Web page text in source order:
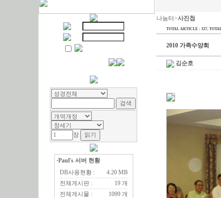
장
·Paul's 서버 현황
DB사용현황 :
4.20 MB
전체게시판 :
19 개
전체게시물 :
1099 개
나눔터>사진첩
TOTAL ARTICLE : 337,
2010 가족수양회
김순호